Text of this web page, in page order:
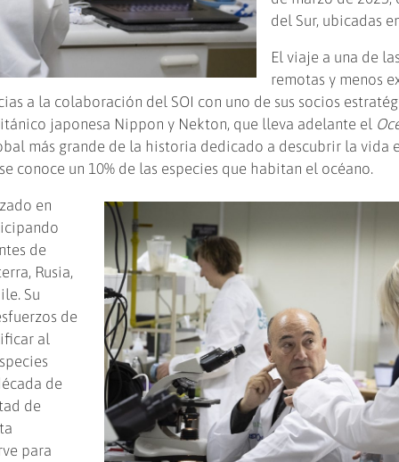
del Sur, ubicadas
El viaje a una de
remotas y menos
a la colaboración del SOI con uno de sus socios
japonesa Nippon y Nekton, que lleva adelante el
más grande de la historia dedicado a descubrir la vida
conoce un 10% de las especies que habitan el océano.
en
de
Rusia,
Su
de
al
de
de
para